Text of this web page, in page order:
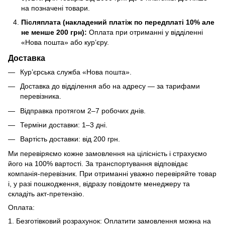
на позначені товари.
Післяплата (накладений платіж по передплаті 10% але
не менше 200 грн): Оплата при отриманні у відділенні
«Нова пошта» або кур’єру.
Доставка
Кур’єрська служба «Нова пошта».
Доставка до відділення або на адресу — за тарифами
перевізника.
Відправка протягом 2–7 робочих днів.
Терміни доставки: 1–3 дні.
Вартість доставки: від 200 грн.
Ми перевіряємо кожне замовлення на цілісність і страхуємо
його на 100% вартості. За транспортування відповідає
компанія-перевізник. При отриманні уважно перевіряйте товар
і, у разі пошкодження, відразу повідомте менеджеру та
складіть акт-претензію.
Оплата:
1. Безготівковий розрахунок: Оплатити замовлення можна на